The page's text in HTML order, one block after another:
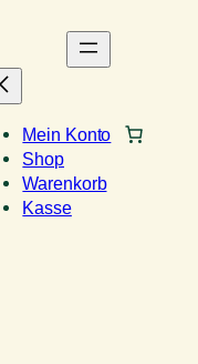
Mein Konto
Shop
Warenkorb
Kasse